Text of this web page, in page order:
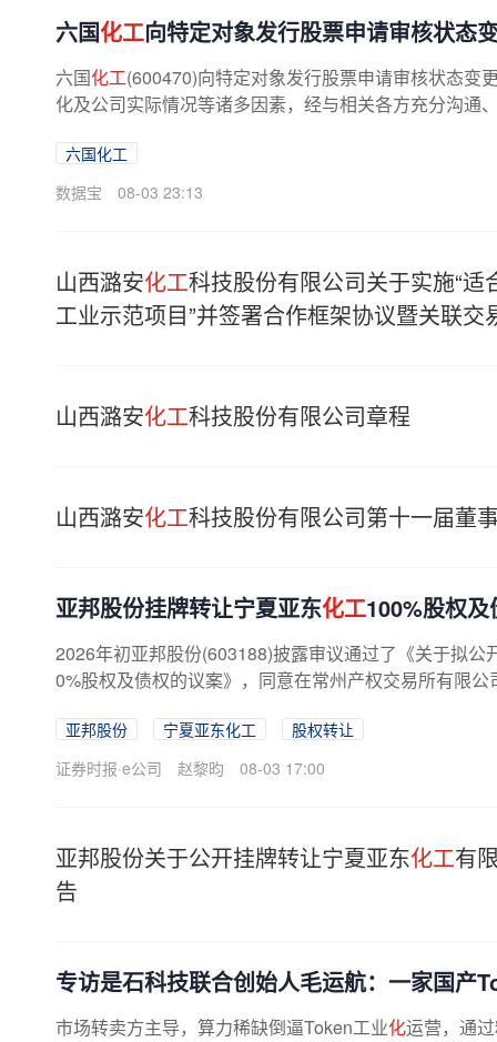
六国化工向特定对象发行股票申请审核状态
六国化工(600470)向特定对象发行股票申请审核状态变
化及公司实际情况等诸多因素，经与相关各方充分沟通
六国化工
数据宝
08-03 23:13
山西潞安化工科技股份有限公司关于实施“适
工业示范项目”并签署合作框架协议暨关联交
山西潞安化工科技股份有限公司章程
山西潞安化工科技股份有限公司第十一届董
亚邦股份挂牌转让宁夏亚东化工100%股权
2026年初亚邦股份(603188)披露审议通过了《关于拟公
0%股权及债权的议案》，同意在常州产权交易所有限公
亚邦股份 宁夏亚东化工
股权转让
证券时报·e公司
赵黎昀 08-03 17:00
亚邦股份关于公开挂牌转让宁夏亚东化工有
告
专访是石科技联合创始人毛运航：一家国产
市场转卖方主导，算力稀缺倒逼Token工业化运营，通